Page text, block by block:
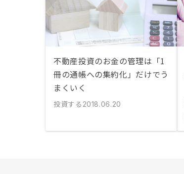
不動産投資のお金の管理は「1
冊の通帳への集約化」だけでう
まくいく
投資する 2018.06.20